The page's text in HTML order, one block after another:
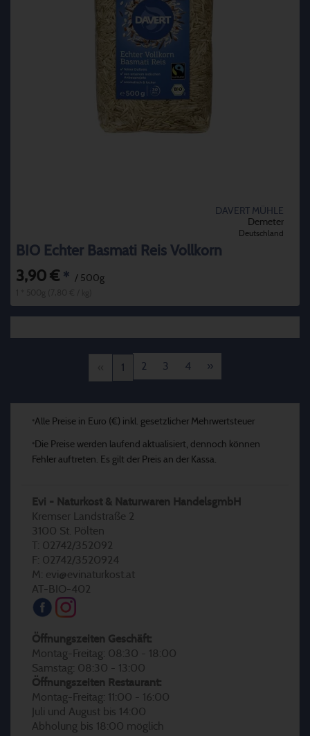
DAVERT MÜHLE
Demeter
Deutschland
BIO Echter Basmati Reis Vollkorn
3,90 € * / 500g
1 2 3 4 »
*Alle Preise in Euro (€) inkl. gesetzlicher Mehrwertsteuer
* Die Preise werden laufend aktualisiert, dennoch können
Fehler auftreten. Es gilt der Preis an der Kassa.
Evi - Naturkost & Naturwaren HandelsgmbH
Kremser Landstraße 2
3100 St. Pölten
T: 02742/352092
F: 02742/3520924
M: evi@evinaturkost.at
AT-BIO-402
Öffnungszeiten Geschäft:
Montag-Freitag: 08:30 - 18:00
Samstag: 08:30 - 13:00
Öffnungszeiten Restaurant:
Montag-Freitag: 11:00 - 16:00
Juli und August bis 14:00
Abholung bis 18:00 möglich